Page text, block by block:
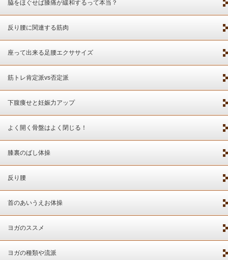
脇をほぐせば膝痛が緩和するって本当？
反り腰に関連する筋肉
座って出来る足腰エクササイズ
筋トレ肯定派vs否定派
下腹痩せと妊娠力アップ
よく開く骨盤はよく閉じる！
膝裏のばし体操
反り腰
首のあいうえお体操
ヨガのススメ
ヨガの種類や流派